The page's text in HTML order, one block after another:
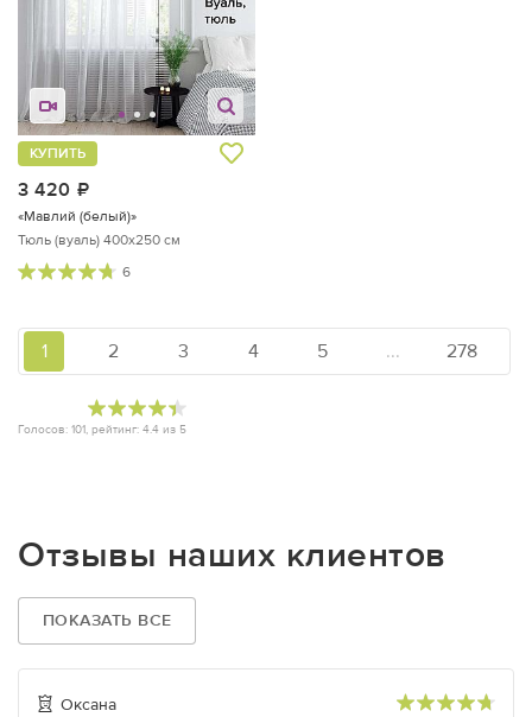
3 420
КУПИТЬ
«Мавлий (белый)»
Тюль (вуаль) 400х250 см
6
Голосов: 101, рейтинг: 4.4 из 5
1 2 3 4 5 ... 278
Отзывы наших клиентов
ПОКАЗАТЬ ВСЕ
Оксана